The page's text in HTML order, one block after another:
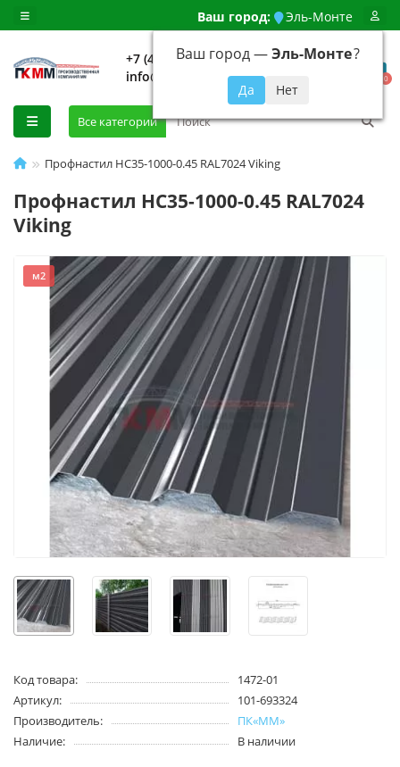
Ваш город: Эль-Монте
Ваш город —Эль-Монте?
+7 (499) 648-92-94
info@evroshtaketnikmoskva.ru
0
Все категории
Профнастил НС35-1000-0.45 RAL7024 Viking
Профнастил НС35-1000-0.45 RAL7024
Viking
м2
Код товара:
1472-01
Артикул:
101-693324
Производитель:
ПК«ММ»
Наличие:
В наличии